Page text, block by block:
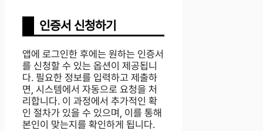
인증서 신청하기
앱에 로그인한 후에는 원하는 인증서
를 신청할 수 있는 옵션이 제공됩니
다. 필요한 정보를 입력하고 제출하
면, 시스템에서 자동으로 요청을 처
리합니다. 이 과정에서 추가적인 확
인 절차가 있을 수 있으며, 이를 통해
본인이 맞는지를 확인하게 됩니다.